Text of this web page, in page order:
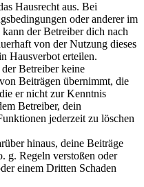
Hausrecht aus. Bei
oder anderer im
der Betreiber dich nach
von der Nutzung dieses
Hausverbot erteilen.
Betreiber keine
Beiträgen übernimmt, die
er nicht zur Kenntnis
Betreiber, dein
jederzeit zu löschen
hinaus, deine Beiträge
g. Regeln verstoßen oder
einem Dritten Schaden